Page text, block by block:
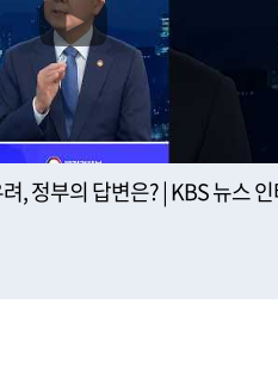
, 정부의 답변은? | KBS 뉴스